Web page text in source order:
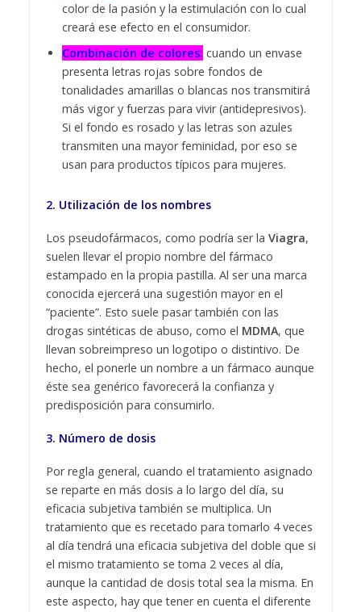
color de la pasión y la estimulación con lo cual
creará ese efecto en el consumidor.
Combinación de colores: cuando un envase
presenta letras rojas sobre fondos de
tonalidades amarillas o blancas nos transmitirá
más vigor y fuerzas para vivir (antidepresivos).
Si el fondo es rosado y las letras son azules
transmiten una mayor feminidad, por eso se
usan para productos típicos para mujeres.
2. Utilización de los nombres
Los pseudofármacos, como podría ser la Viagra,
suelen llevar el propio nombre del fármaco
estampado en la propia pastilla. Al ser una marca
conocida ejercerá una sugestión mayor en el
“paciente”. Esto suele pasar también con las
drogas sintéticas de abuso, como el MDMA, que
llevan sobreimpreso un logotipo o distintivo. De
hecho, el ponerle un nombre a un fármaco aunque
éste sea genérico favorecerá la confianza y
predisposición para consumirlo.
3. Número de dosis
Por regla general, cuando el tratamiento asignado
se reparte en más dosis a lo largo del día, su
eficacia subjetiva también se multiplica. Un
tratamiento que es recetado para tomarlo 4 veces
al día tendrá una eficacia subjetiva del doble que si
el mismo tratamiento se toma 2 veces al día,
aunque la cantidad de dosis total sea la misma. En
este aspecto, hay que tener en cuenta el diferente